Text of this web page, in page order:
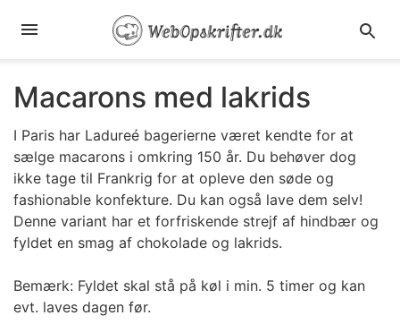
Macarons med lakrids
I Paris har Ladureé bagerierne været kendte for at
sælge macarons i omkring 150 år. Du behøver dog
ikke tage til Frankrig for at opleve den søde og
fashionable konfekture. Du kan også lave dem selv!
Denne variant har et forfriskende strejf af hindbær og
fyldet en smag af chokolade og lakrids.
Bemærk: Fyldet skal stå på køl i min. 5 timer og kan
evt. laves dagen før.